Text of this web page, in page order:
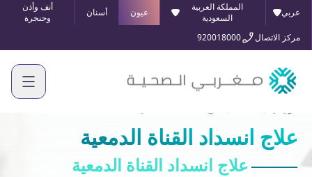
عربي
المملكة العربية
السعودية
عيون أسنان
أنف وأذن
وحنجرة
مركز الاتصال
920018000
علاج انسداد القناة الدمعية
علاج انسداد القناة الدمعية